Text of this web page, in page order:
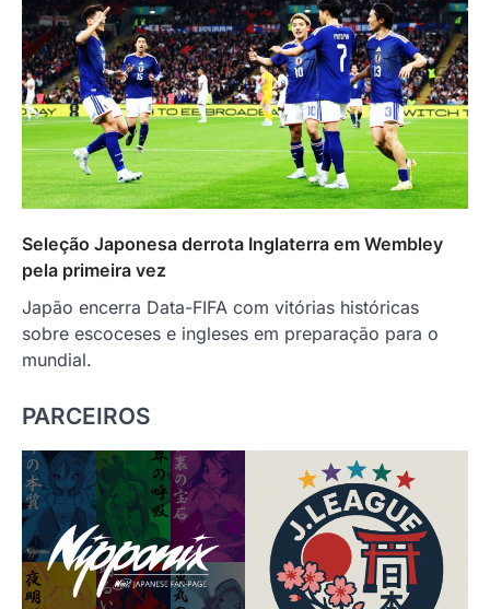
Seleção Japonesa derrota Inglaterra em Wembley
pela primeira vez
Japão encerra Data-FIFA com vitórias históricas
sobre escoceses e ingleses em preparação para o
mundial.
PARCEIROS